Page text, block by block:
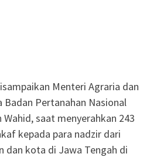
Menteri Agraria dan
Badan Pertanahan Nasional
Wahid, saat menyerahkan 243
kepada para nadzir dari
dan kota di Jawa Tengah di